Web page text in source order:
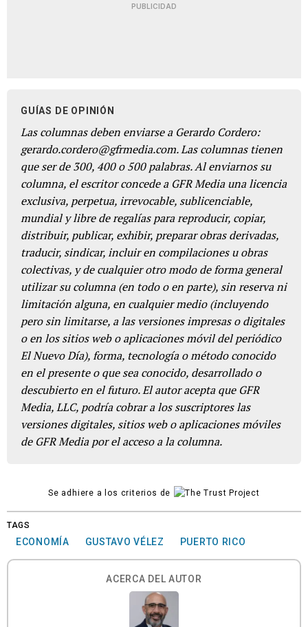
PUBLICIDAD
GUÍAS DE OPINIÓN
Las columnas deben enviarse a Gerardo Cordero:
gerardo.cordero@gfrmedia.com. Las columnas tienen
que ser de 300, 400 o 500 palabras. Al enviarnos su
columna, el escritor concede a GFR Media una licencia
exclusiva, perpetua, irrevocable, sublicenciable,
mundial y libre de regalías para reproducir, copiar,
distribuir, publicar, exhibir, preparar obras derivadas,
traducir, sindicar, incluir en compilaciones u obras
colectivas, y de cualquier otro modo de forma general
utilizar su columna (en todo o en parte), sin reserva ni
limitación alguna, en cualquier medio (incluyendo
pero sin limitarse, a las versiones impresas o digitales
o en los sitios web o aplicaciones móvil del periódico
El Nuevo Día), forma, tecnología o método conocido
en el presente o que sea conocido, desarrollado o
descubierto en el futuro. El autor acepta que GFR
Media, LLC, podría cobrar a los suscriptores las
versiones digitales, sitios web o aplicaciones móviles
de GFR Media por el acceso a la columna.
Se adhiere a los criterios de
TAGS
ECONOMÍA GUSTAVO VÉLEZ PUERTO RICO
ACERCA DEL AUTOR